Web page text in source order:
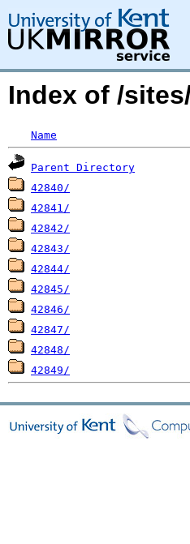
Index of /
Name
Parent Directory
42840/
42841/
42842/
42843/
42844/
42845/
42846/
42847/
42848/
42849/